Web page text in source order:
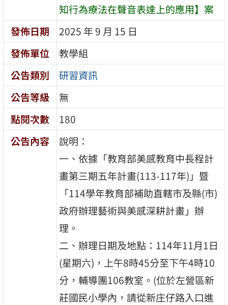
知行為療法在聲音表達上的應用】案
發佈日期
2025 年 9 月 15 日
發佈單位
教學組
公告類別
研習資訊
公告等級
無
點閱次數
180
公告內容
說明：
一、依據「教育部美感教育中長程計
畫第三期五年計畫(113-117年)」暨
「114學年教育部補助直轄市及縣(市)
政府辦理藝術與美感深耕計畫」辦
理。
二、辦理日期及地點：114年11月1日
(星期六)，上午8時45分至下午4時10
分，輔導團106教室。(位於左營區新
莊國民小學內，請從新庄仔路入口進